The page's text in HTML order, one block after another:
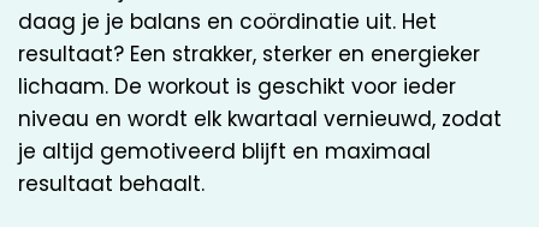
daag je je balans en coördinatie uit. Het
resultaat? Een strakker, sterker en energieker
lichaam. De workout is geschikt voor ieder
niveau en wordt elk kwartaal vernieuwd, zodat
je altijd gemotiveerd blijft en maximaal
resultaat behaalt.